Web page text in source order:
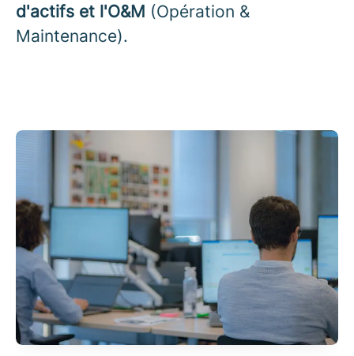
d'actifs et l'O&M (Opération &
Maintenance).